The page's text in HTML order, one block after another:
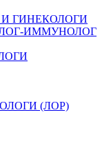
ГИНЕКОЛОГИ
ИММУНОЛОГ
(ЛОР)